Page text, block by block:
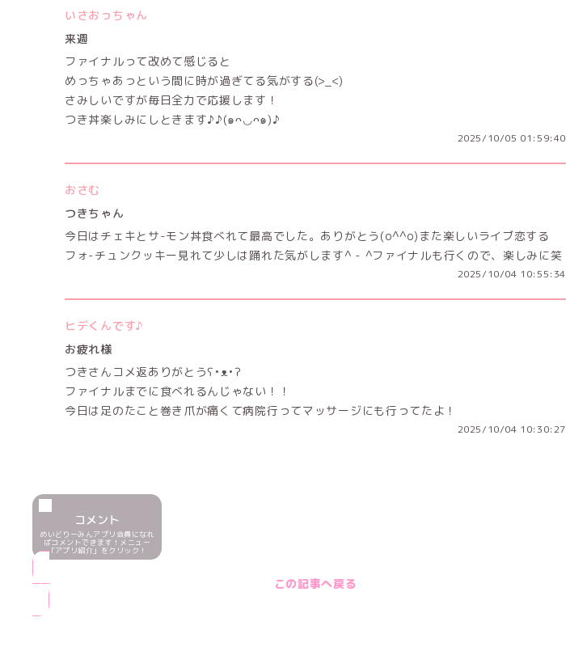
いさおっちゃん
来週
ファイナルって改めて感じると
めっちゃあっという間に時が過ぎてる気がする(>_<)
さみしいですが毎日全力で応援します！
つき丼楽しみにしときます♪♪(๑ᴖ◡ᴖ๑)♪
2025/10/05 01:59:40
おさむ
つきちゃん
今日はチェキとサ-モン丼食べれて最高でした。ありがとう(o^^o)また楽しいライブ恋する
フォ-チュンクッキー見れて少しは踊れた気がします^ - ^ファイナルも行くので、楽しみに笑
2025/10/04 10:55:34
ヒデくんです♪
お疲れ様
つきさんコメ返ありがとうʕ•ᴥ•ʔ
ファイナルまでに食べれるんじゃない！！
今日は足のたこと巻き爪が痛くて病院行ってマッサージにも行ってたよ！
2025/10/04 10:30:27
コメント
めいどりーみんアプリ会員になれ
ばコメントできます！メニュー
「アプリ紹介」をクリック！
この記事へ戻る